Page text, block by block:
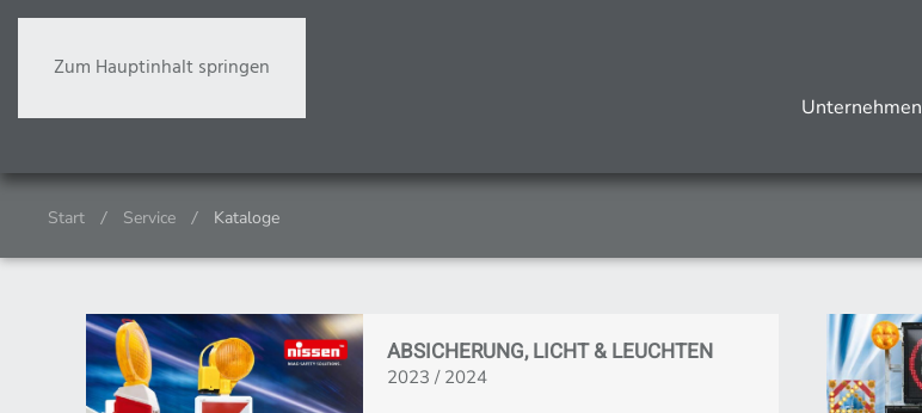
Zum Hauptinhalt springen
Unternehmen
Start Service Kataloge
KATALOGE
ABSICHERUNG, LICHT & LEUCHTEN
2023 / 2024